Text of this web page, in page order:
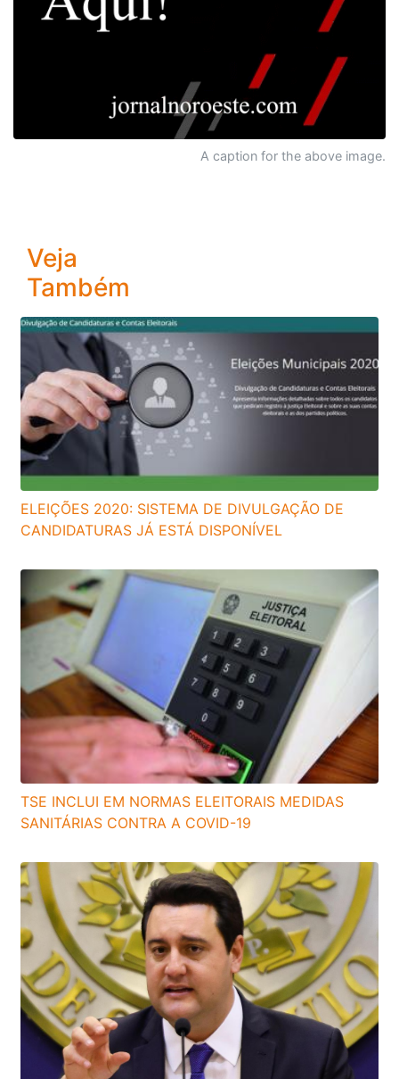
A caption for the above image.
Veja
Também
ELEIÇÕES 2020: SISTEMA DE DIVULGAÇÃO DE
CANDIDATURAS JÁ ESTÁ DISPONÍVEL
TSE INCLUI EM NORMAS ELEITORAIS MEDIDAS
SANITÁRIAS CONTRA A COVID-19